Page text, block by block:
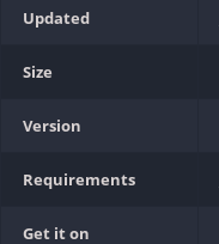
Updated
Size
Version
Requirements
Get it on